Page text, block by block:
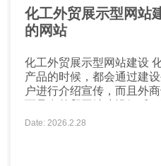
化工外贸展示型网站
的网站
化工外贸展示型网站建设 化工外贸企业在向外商介绍
产品的时候，都会通过建
户进行介绍宣传，而且外
行网站的优化，这样外商
站。那么外贸网站在建设
Date: 2026.2.28